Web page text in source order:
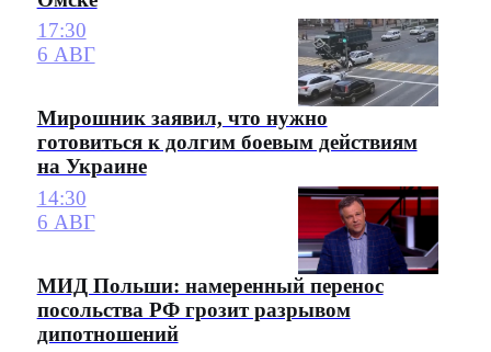
17:30
6 АВГ
Мирошник заявил, что нужно
готовиться к долгим боевым действиям
на Украине
14:30
6 АВГ
МИД Польши: намеренный перенос
посольства РФ грозит разрывом
дипотношений